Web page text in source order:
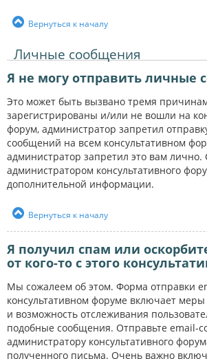
Вернуться к началу
Личные сообщения
Я не могу отправить личные
Это может быть вызвано тремя
зарегистрированы и/или не вошли на
форум, администратор запретил
сообщений на всем консультативном
администратор запретил это вам лично.
администратором консультативного
дополнительной информации.
Вернуться к началу
Я получил спам или
от кого-то с этого
Мы сожалеем об этом. Форма отправки
консультативном форуме включает
и возможность отслеживания
подобные сообщения. Отправьте email-
администратору консультативного
полученного письма. Очень важно